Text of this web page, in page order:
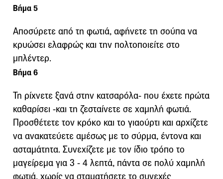
Βήμα 5
Αποσύρετε από τη φωτιά, αφήνετε τη σούπα να
κρυώσει ελαφρώς και την πολτοποιείτε στο
μπλέντερ.
Βήμα 6
Τη ρίχνετε ξανά στην κατσαρόλα- που έχετε πρώτα
καθαρίσει -και τη ζεσταίνετε σε χαμηλή φωτιά.
Προσθέτετε τον κρόκο και το γιαούρτι και αρχίζετε
να ανακατεύετε αμέσως με το σύρμα, έντονα και
ασταμάτητα. Συνεχίζετε με τον ίδιο τρόπο το
μαγείρεμα για 3 - 4 λεπτά, πάντα σε πολύ χαμηλή
φωτιά, χωρίς να σταματήσετε το συνεχές